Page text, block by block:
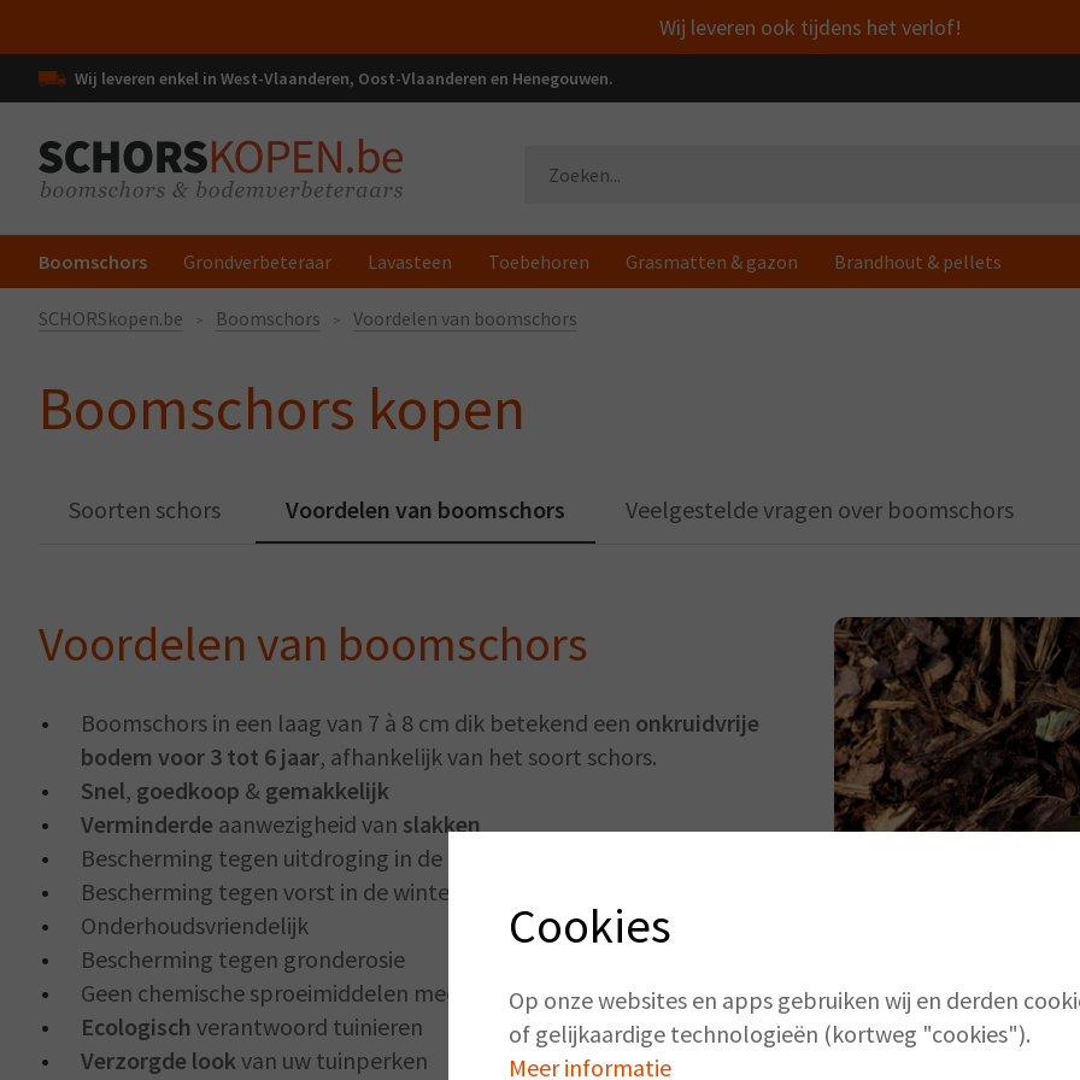
Wij leveren ook tijdens het verlof!
Wij leveren enkel in West-Vlaanderen, Oost-Vlaanderen en Henegouwen.
Boomschors Grondverbeteraar Lavasteen Toebehoren Grasmatten & gazon Brandhout & pellets
SCHORSkopen.be Boomschors Voordelen van boomschors
Boomschors kopen
Soorten schors Voordelen van boomschors Veelgestelde vragen over boomschors
Voordelen van boomschors
Boomschors in een laag van 7 à 8 cm dik betekend een onkruidvrije
bodem voor 3 tot 6 jaar, afhankelijk van het soort schors.
Snel, goedkoop & gemakkelijk
Verminderde aanwezigheid van slakken
Bescherming tegen uitdroging in de zomer
Bescherming tegen vorst in de winter
Onderhoudsvriendelijk
Bescherming tegen gronderosie
Geen chemische sproeimiddelen meer nodig
Ecologisch verantwoord tuinieren
Verzorgde lookvan uw tuinperken
Cookies
Op onze websites en apps gebruiken wij en derden
of gelijkaardige technologieën (kortweg "cookies").
Meer informatie